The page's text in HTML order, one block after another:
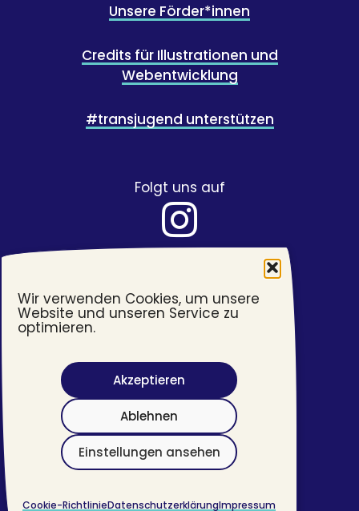
Wir verwenden Cookies, um unsere
Website und unseren Service zu
optimieren.
Akzeptieren
Ablehnen
Einstellungen ansehen
Cookie-RichtlinieDatenschutzerklärungImpressum
Unsere Förder*innen
Credits für Illustrationen und
Webentwicklung
#transjugend unterstützen
Folgt uns auf
Barrierefreiheit
Impressum
Datenschutzerklärung
©2026 #transjugend